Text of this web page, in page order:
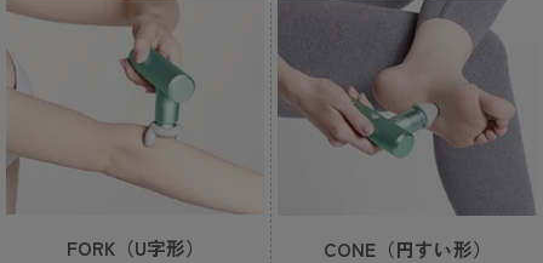
FORK（U字形） CONE（円すい形）